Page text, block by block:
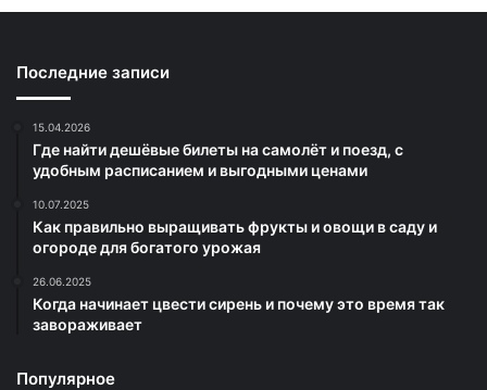
Последние записи
15.04.2026
Где найти дешёвые билеты на самолёт и поезд, с
удобным расписанием и выгодными ценами
10.07.2025
Как правильно выращивать фрукты и овощи в саду и
огороде для богатого урожая
26.06.2025
Когда начинает цвести сирень и почему это время так
завораживает
Популярное